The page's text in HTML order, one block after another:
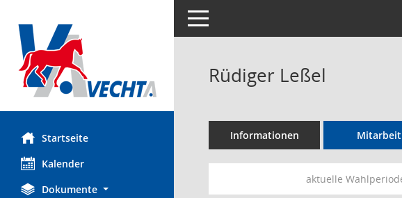
Startseite
Kalender
Dokumente
Toggle navigation
Rüdiger Leßel
Informationen Mitarbeit
aktuelle